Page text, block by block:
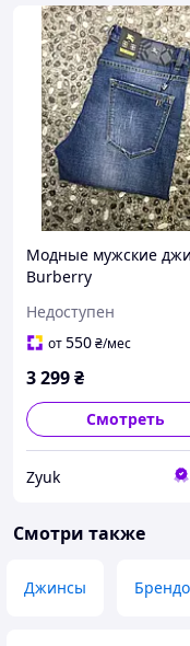
Модные мужские
Burberry
Недоступен
от550₴/мес
3 299₴
Смотреть
Zyuk
Смотри также
Джинсы